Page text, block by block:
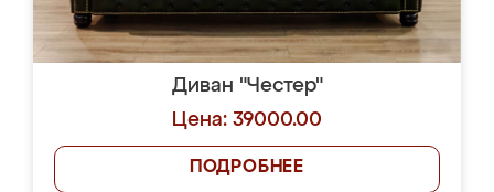
Диван "Честер"
Цена: 39000.00
ПОДРОБНЕЕ